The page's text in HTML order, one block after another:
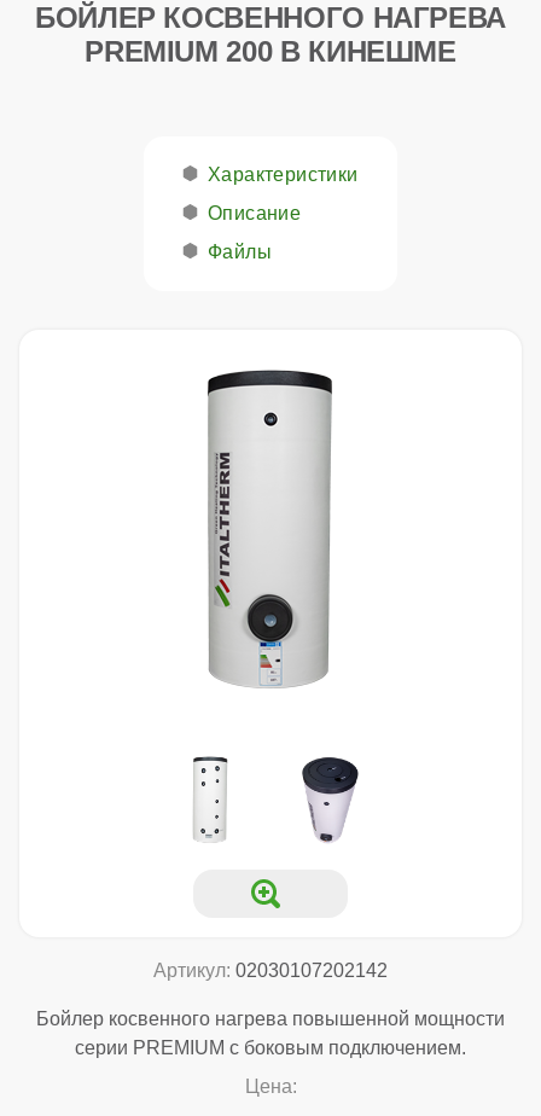
БОЙЛЕР КОСВЕННОГО НАГРЕВА
PREMIUM 200 В КИНЕШМЕ
Характеристики
Описание
Файлы
Артикул: 02030107202142
Бойлер косвенного нагрева повышенной мощности
серии PREMIUM с боковым подключением.
Цена: